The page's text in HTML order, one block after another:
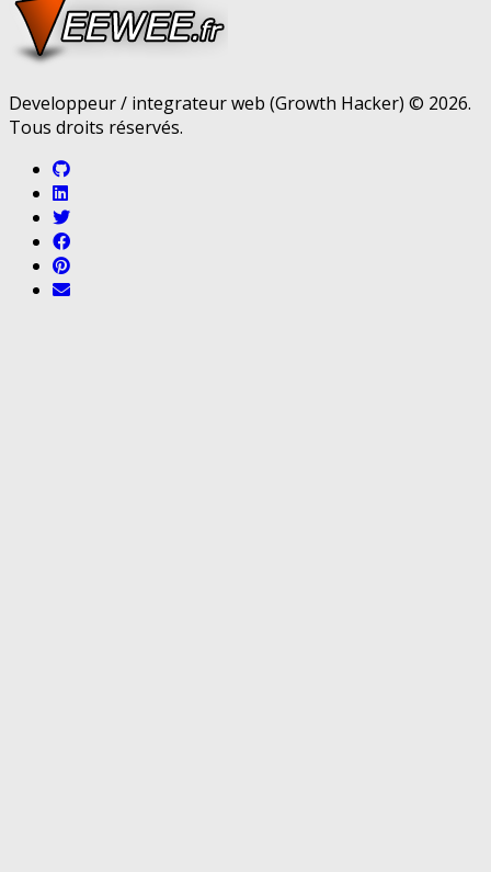
Developpeur / integrateur web (Growth Hacker) © 2026.
Tous droits réservés.